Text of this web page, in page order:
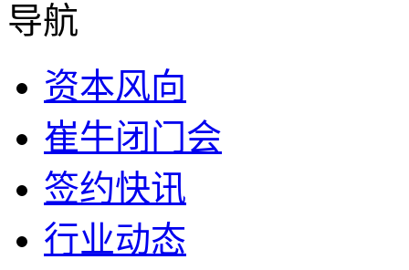
导航
资本风向
崔牛闭门会
签约快讯
行业动态